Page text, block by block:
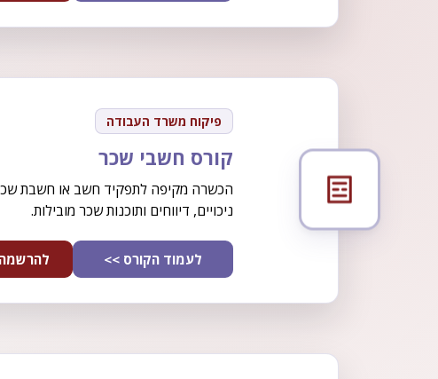
פיקוח משרד העבודה
קורס חשבי שכר
הכשרה מקיפה לתפקיד חשב או חשבת
ניכויים, דיווחים ותוכנות שכר מובילות.
לעמוד הקורס >> להרשמה